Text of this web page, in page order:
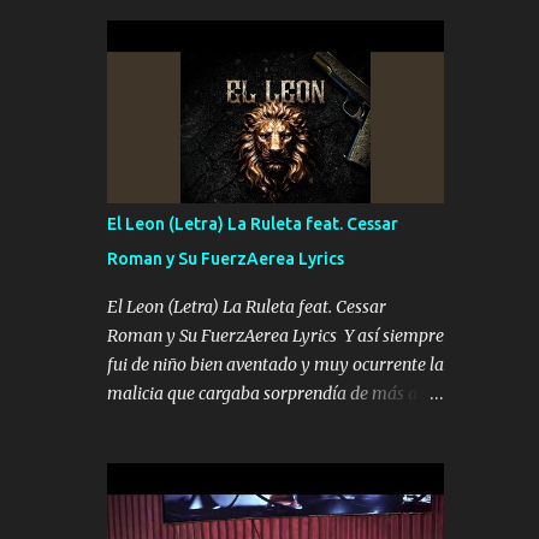
conciertos más que llenar Se mueven solo
por el interés P...
inteligente junto con su hermano el TRES
blindado el Estado tiene andan ESPERANDO
al UNO QUE PRONTO ESTARÁ PRESENTE
Que no falten las bucanas ni tampoco las
mujeres porque es platica de grandes por eso
hay que estar alegres doy las instrucciones
para atender los deberes Música Si es que
salta algún problema de confianza tengo
gente ahí está el Hombre Cuarenta y
también Pariente 7 arreglan cualquier
problema no más es cuestión que ordené
NOS HACE FALTA UN HERMANO DE CLAVE
SIEMPRE VIO POR LA FAMILIA PARA QUE
SIGA EL LEGADO Es el DOS de los
HERMANOS un cerebro inteligente y com...
El Leon (Letra) La Ruleta feat. Cessar
Roman y Su FuerzAerea Lyrics
El Leon (Letra) La Ruleta feat. Cessar
Roman y Su FuerzAerea Lyrics Y así siempre
fui de niño bien aventado y muy ocurrente la
malicia que cargaba sorprendía de más a la
Tranquilo me la navego ando en lo mío sin